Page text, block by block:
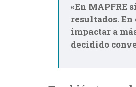
«En MAPFRE
resultados.
impactar a
decidido